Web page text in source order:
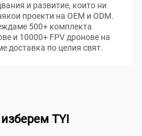
и развитие, които ни
проекти на OEM и ODM.
500+ комплекта
и 10000+ FPV дронове на
доставка по целия свят.
TYI